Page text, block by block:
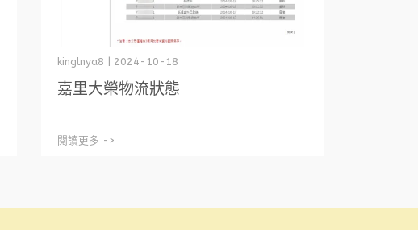
kinglnya8 | 2024-10-18
嘉里大榮物流狀態
閱讀更多 ->